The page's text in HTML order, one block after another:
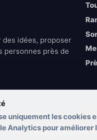
des idées, proposer
personnes près de
Développé avec♥
uniquement les cookies
Analytics pour améliorer